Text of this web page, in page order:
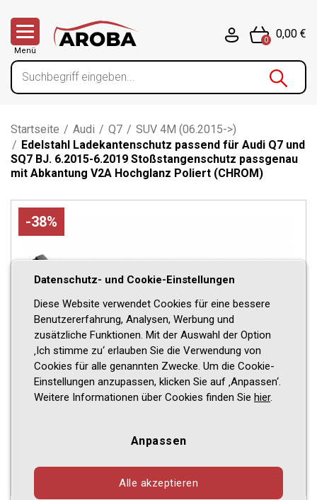
Menü
0
0,00 €
Startseite / Audi / Q7 / SUV 4M (06.2015->)
/ Edelstahl Ladekantenschutz passend für Audi Q7 und
SQ7 BJ. 6.2015-6.2019 Stoßstangenschutz passgenau
mit Abkantung V2A Hochglanz Poliert (CHROM)
-38%
Datenschutz- und Cookie-Einstellungen
Diese Website verwendet Cookies für eine bessere
Benutzererfahrung, Analysen, Werbung und
zusätzliche Funktionen. Mit der Auswahl der Option
‚Ich stimme zu‘ erlauben Sie die Verwendung von
Cookies für alle genannten Zwecke. Um die Cookie-
Einstellungen anzupassen, klicken Sie auf ‚Anpassen‘.
Weitere Informationen über Cookies finden Sie hier.
Anpassen
Alle akzeptieren